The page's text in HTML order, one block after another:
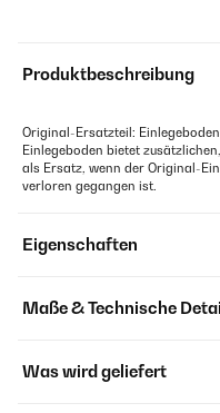
Produktbeschreibung
Original-Ersatzteil:
Einlegeboden bietet
als Ersatz, wenn der Original-
verloren gegangen ist.
Eigenschaften
Maße & Technische
Was wird geliefert